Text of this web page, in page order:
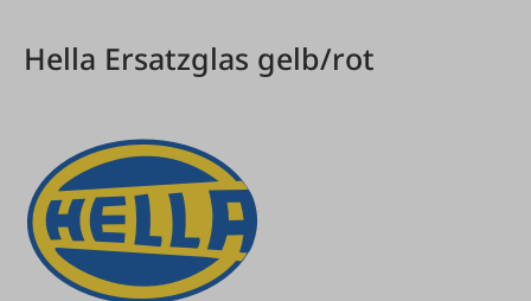
Hella Ersatzglas gelb/rot